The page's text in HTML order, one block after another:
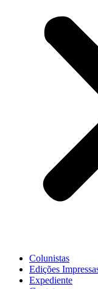
Colunistas
Edições
Expediente